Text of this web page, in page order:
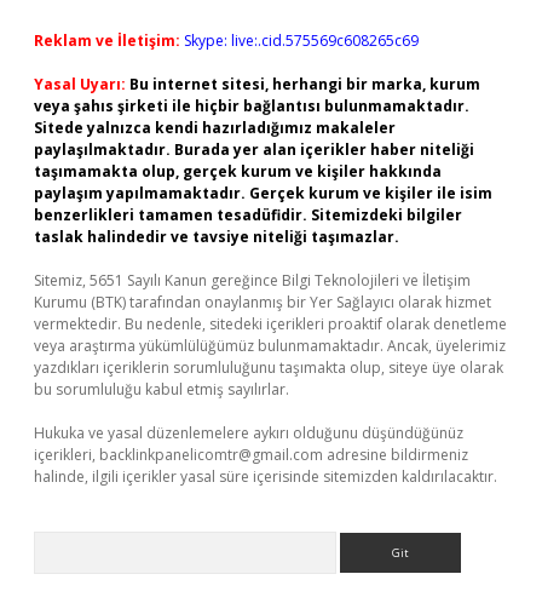
Reklam ve İletişim: Skype: live:.cid.575569c608265c69
Yasal Uyarı: Bu internet sitesi, herhangi bir marka, kurum
veya şahıs şirketi ile hiçbir bağlantısı bulunmamaktadır.
Sitede yalnızca kendi hazırladığımız makaleler
paylaşılmaktadır. Burada yer alan içerikler haber niteliği
taşımamakta olup, gerçek kurum ve kişiler hakkında
paylaşım yapılmamaktadır. Gerçek kurum ve kişiler ile isim
benzerlikleri tamamen tesadüfidir. Sitemizdeki bilgiler
taslak halindedir ve tavsiye niteliği taşımazlar.
Sitemiz, 5651 Sayılı Kanun gereğince Bilgi Teknolojileri ve İletişim
Kurumu (BTK) tarafından onaylanmış bir Yer Sağlayıcı olarak hizmet
vermektedir. Bu nedenle, sitedeki içerikleri proaktif olarak denetleme
veya araştırma yükümlülüğümüz bulunmamaktadır. Ancak, üyelerimiz
yazdıkları içeriklerin sorumluluğunu taşımakta olup, siteye üye olarak
bu sorumluluğu kabul etmiş sayılırlar.
Hukuka ve yasal düzenlemelere aykırı olduğunu düşündüğünüz
içerikleri, backlinkpanelicomtr@gmail.com adresine bildirmeniz
halinde, ilgili içerikler yasal süre içerisinde sitemizden kaldırılacaktır.